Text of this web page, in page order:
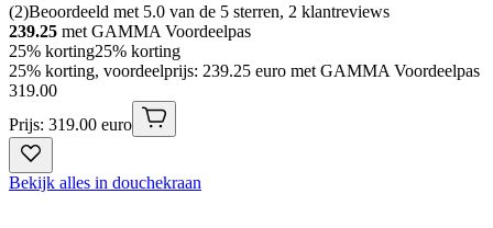
(2)Beoordeeld met 5.0 van de 5 sterren, 2 klantreviews
239.25 met GAMMA Voordeelpas
25% korting25% korting
25% korting, voordeelprijs: 239.25 euro met GAMMA Voordeelpas
319.00
Prijs: 319.00 euro
Bekijk alles in douchekraan